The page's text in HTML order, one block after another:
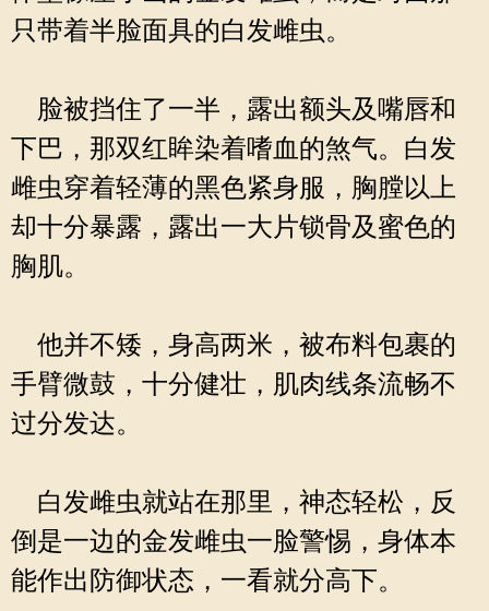
只带着半脸面具的白发雌虫。
脸被挡住了一半，露出额头及嘴唇和
下巴，那双红眸染着嗜血的煞气。白发
雌虫穿着轻薄的黑色紧身服，胸膛以上
却十分暴露，露出一大片锁骨及蜜色的
胸肌。
他并不矮，身高两米，被布料包裹的
手臂微鼓，十分健壮，肌肉线条流畅不
过分发达。
白发雌虫就站在那里，神态轻松，反
倒是一边的金发雌虫一脸警惕，身体本
能作出防御状态，一看就分高下。